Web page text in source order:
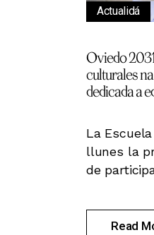
Actualidá
Oviedo
culturales
dedicada a
La Escuela
llunes la
de
Read